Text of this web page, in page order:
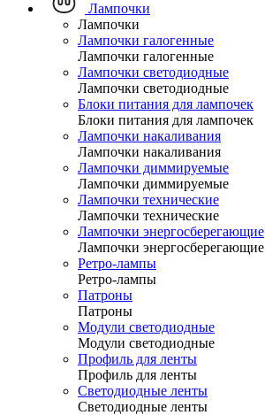
Лампочки
Лампочки
Лампочки галогенные
Лампочки галогенные
Лампочки светодиодные
Лампочки светодиодные
Блоки питания для лампочек
Блоки питания для лампочек
Лампочки накаливания
Лампочки накаливания
Лампочки диммируемые
Лампочки диммируемые
Лампочки технические
Лампочки технические
Лампочки энергосберегающие
Лампочки энергосберегающие
Ретро-лампы
Ретро-лампы
Патроны
Патроны
Модули светодиодные
Модули светодиодные
Профиль для ленты
Профиль для ленты
Светодиодные ленты
Светодиодные ленты